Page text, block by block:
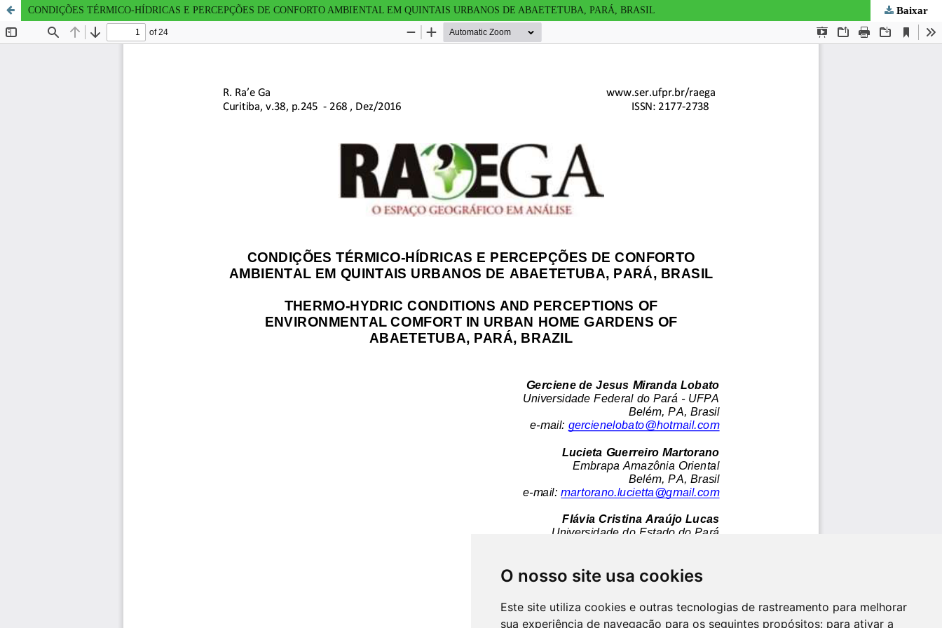
O nosso site usa cookies
Este site utiliza cookies e outras tecnologias de rastreamento para melhorar
sua experiência de navegação para os seguintes propósitos: para ativar a
CONDIÇÕES TÉRMICO-HÍDRICAS E PERCEPÇÕES DE CONFORTO AMBIENTAL EM QUINTAIS URBANOS DE ABAETETUBA, PARÁ, BRASIL Baixar